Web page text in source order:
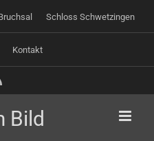
Schloss Schwetzingen
Kontakt